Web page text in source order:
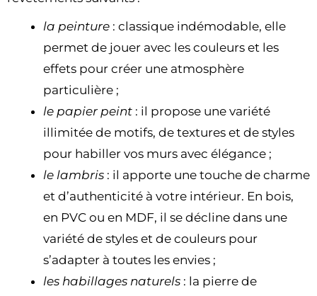
la peinture : classique indémodable, elle
permet de jouer avec les couleurs et les
effets pour créer une atmosphère
particulière ;
le papier peint : il propose une variété
illimitée de motifs, de textures et de styles
pour habiller vos murs avec élégance ;
le lambris : il apporte une touche de charme
et d’authenticité à votre intérieur. En bois,
en PVC ou en MDF, il se décline dans une
variété de styles et de couleurs pour
s’adapter à toutes les envies ;
les habillages naturels : la pierre de